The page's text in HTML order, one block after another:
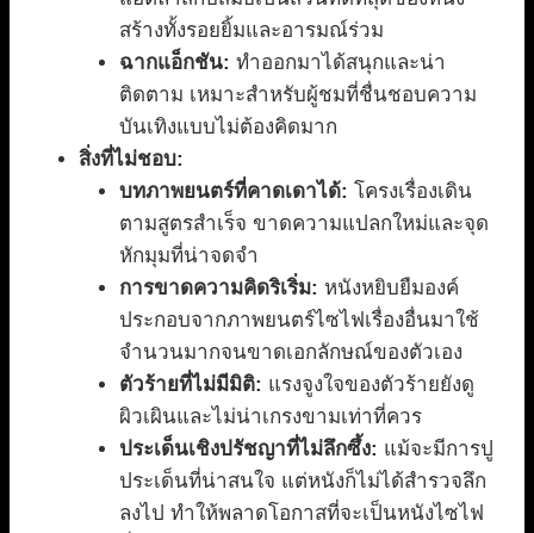
สร้างทั้งรอยยิ้มและอารมณ์ร่วม
ฉากแอ็กชัน: ทำออกมาได้สนุกและน่า
ติดตาม เหมาะสำหรับผู้ชมที่ชื่นชอบความ
บันเทิงแบบไม่ต้องคิดมาก
สิ่งที่ไม่ชอบ:
บทภาพยนตร์ที่คาดเดาได้: โครงเรื่องเดิน
ตามสูตรสำเร็จ ขาดความแปลกใหม่และจุด
หักมุมที่น่าจดจำ
การขาดความคิดริเริ่ม: หนังหยิบยืมองค์
ประกอบจากภาพยนตร์ไซไฟเรื่องอื่นมาใช้
จำนวนมากจนขาดเอกลักษณ์ของตัวเอง
ตัวร้ายที่ไม่มีมิติ: แรงจูงใจของตัวร้ายยังดู
ผิวเผินและไม่น่าเกรงขามเท่าที่ควร
ประเด็นเชิงปรัชญาที่ไม่ลึกซึ้ง: แม้จะมีการปู
ประเด็นที่น่าสนใจ แต่หนังก็ไม่ได้สำรวจลึก
ลงไป ทำให้พลาดโอกาสที่จะเป็นหนังไซไฟ